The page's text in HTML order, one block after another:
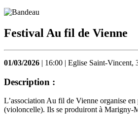
Festival Au fil de Vienne
01/03/2026 | 16:00 | Eglise Saint-Vincent,
Description :
L’association Au fil de Vienne organise
(violoncelle). Ils se produiront à Marigny-